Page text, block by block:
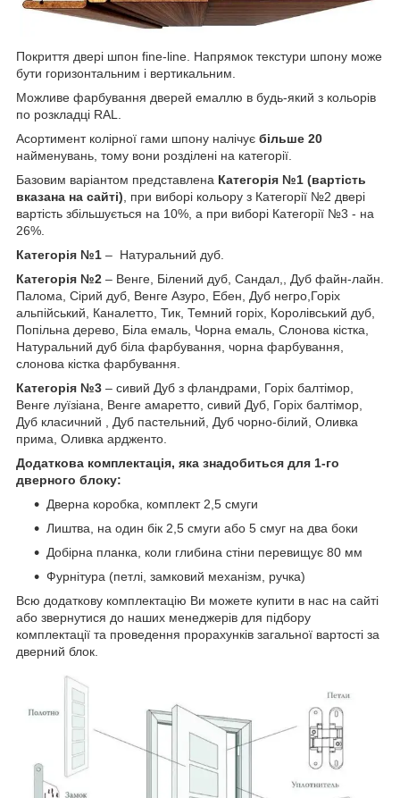
Покриття двері шпон fine-line. Напрямок текстури шпону може
бути горизонтальним і вертикальним.
Можливе фарбування дверей емаллю в будь-який з кольорів
по розкладці RAL.
Асортимент колірної гами шпону налічує більше 20
найменувань, тому вони розділені на категорії.
Базовим варіантом представлена Категорія №1 (вартість
вказана на сайті) , при виборі кольору з Категорії №2 двері
вартість збільшується на 10%, а при виборі Категорії №3 - на
26%.
Категорія №1 – Натуральний дуб.
Категорія №2 – Венге, Білений дуб, Сандал,, Дуб файн-лайн.
Палома, Сірий дуб, Венге Азуро, Ебен, Дуб негро,Горіх
альпійський, Каналетто, Тик, Темний горіх, Королівський дуб,
Попільна дерево, Біла емаль, Чорна емаль, Слонова кістка,
Натуральний дуб біла фарбування, чорна фарбування,
слонова кістка фарбування.
Категорія №3 – сивий Дуб з фландрами, Горіх балтімор,
Венге луїзіана, Венге амаретто, сивий Дуб, Горіх балтімор,
Дуб класичний , Дуб пастельний, Дуб чорно-білий, Оливка
прима, Оливка ардженто.
Додаткова комплектація, яка знадобиться для 1-го
дверного блоку:
Дверна коробка, комплект 2,5 смуги
Лиштва, на один бік 2,5 смуги або 5 смуг на два боки
Добірна планка, коли глибина стіни перевищує 80 мм
Фурнітура (петлі, замковий механізм, ручка)
Всю додаткову комплектацію Ви можете купити в нас на сайті
або звернутися до наших менеджерів для підбору
комплектації та проведення прорахунків загальної вартості за
дверний блок.